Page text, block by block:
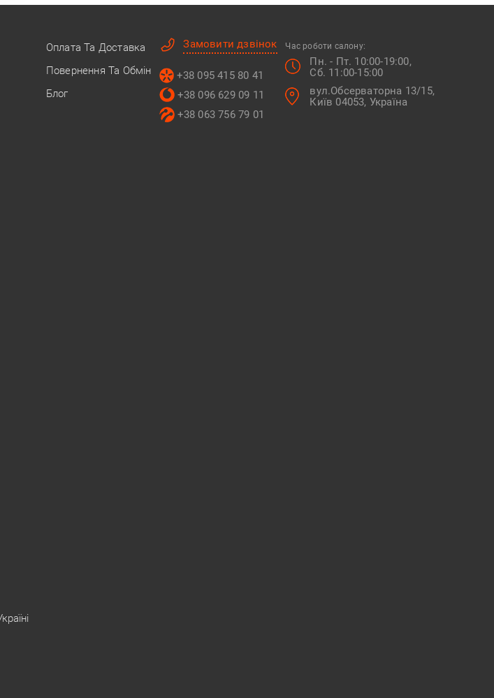
Оплата Та Доставка
Повернення Та Обмін
Блог
Замовити дзвінок
+38 095 415 80 41
+38 096 629 09 11
+38 063 756 79 01
Час роботи салону:
Пн. - Пт. 10:00-19:00,
Сб. 11:00-15:00
вул.Обсерваторна 13/15,
Київ 04053, Україна